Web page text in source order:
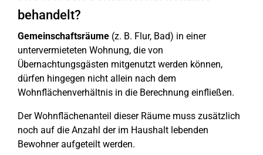
behandelt?
Gemeinschaftsräume (z. B. Flur, Bad) in einer
untervermieteten Wohnung, die von
Übernachtungsgästen mitgenutzt werden können,
dürfen hingegen nicht allein nach dem
Wohnflächenverhältnis in die Berechnung einfließen.
Der Wohnflächenanteil dieser Räume muss zusätzlich
noch auf die Anzahl der im Haushalt lebenden
Bewohner aufgeteilt werden.